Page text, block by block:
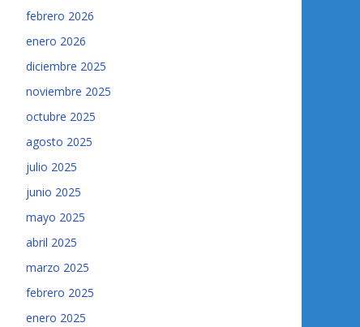
febrero 2026
enero 2026
diciembre 2025
noviembre 2025
octubre 2025
agosto 2025
julio 2025
junio 2025
mayo 2025
abril 2025
marzo 2025
febrero 2025
enero 2025